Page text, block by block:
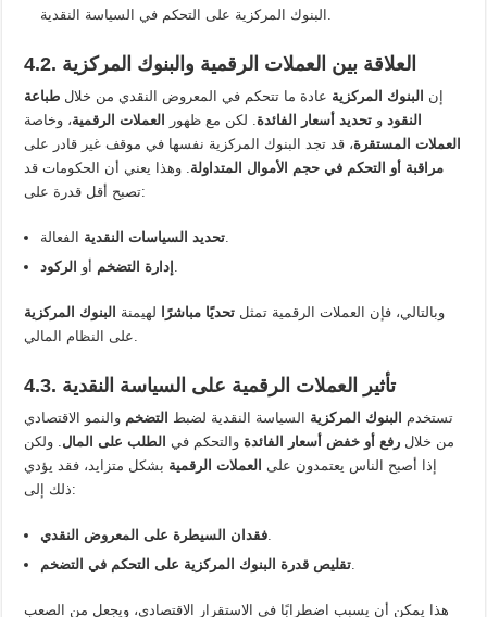
4.2. العلاقة بين العملات الرقمية والبنوك المركزية
إن البنوك المركزية عادة ما تتحكم في المعروض النقدي من خلال طباعة
النقودو تحديد أسعار الفائدة . لكن مع ظهور العملات الرقمية، وخاصة
العملات المستقرة، قد تجد البنوك المركزية نفسها في موقف غير قادر على
مراقبة أو التحكم في حجم الأموال المتداولة . وهذا يعني أن الحكومات قد
تصبح أقل قدرة على:
تحديد السياسات النقدية
إدارة التضخم أو الركود
وبالتالي، فإن العملات الرقمية تمثل تحديًا مباشرًا لهيمنة البنوك المركزية
4.3. تأثير العملات الرقمية على السياسة النقدية
تستخدم البنوك المركزية السياسة النقدية لضبط التضخم والنمو الاقتصادي
من خلال رفع أو خفض أسعار الفائدة والتحكم في الطلب على المال . ولكن
إذا أصبح الناس يعتمدون على العملات الرقمية بشكل متزايد، فقد يؤدي
ذلك إلى:
فقدان السيطرة على المعروض النقدي
تقليص قدرة البنوك المركزية على التحكم في التضخم
هذا يمكن أن يسبب اضطرابًا في الاستقرار الاقتصادي، ويجعل من الصعب